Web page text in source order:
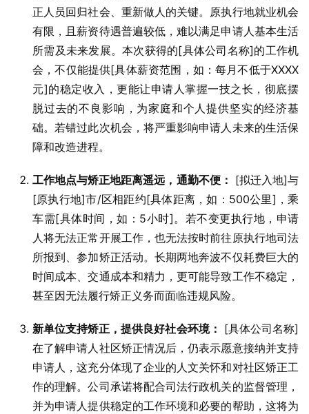
正人员回归社会、重新做人的关键。原执行地就业机会
有限，且薪资待遇普遍较低，难以满足申请人基本生活
所需及未来发展。本次获得的[具体公司名称]的工作机
会，不仅能提供[具体薪资范围，如：每月不低于XXXX
元]的稳定收入，更能让申请人掌握一技之长，彻底摆
脱过去的不良影响，为家庭和个人提供坚实的经济基
础。若错过此次机会，将严重影响申请人未来的生活保
障和改造进程。
工作地点与矫正地距离遥远，通勤不便： [拟迁入地]与
[原执行地]市/区相距约[具体距离，如：500公里]，乘
车需[具体时间，如：5小时]。若不变更执行地，申请
人将无法正常开展工作，也无法按时前往原执行地司法
所报到、参加矫正活动。长期两地奔波不仅耗费巨大的
时间成本、交通成本和精力，更可能导致工作不稳定，
甚至因无法履行矫正义务而面临违规风险。
新单位支持矫正，提供良好社会环境： [具体公司名称]
在了解申请人社区矫正情况后，仍表示愿意接纳并支持
申请人，这充分体现了企业的人文关怀和对社区矫正工
作的理解。公司承诺将配合司法行政机关的监督管理，
并为申请人提供稳定的工作环境和必要的帮助，这将为